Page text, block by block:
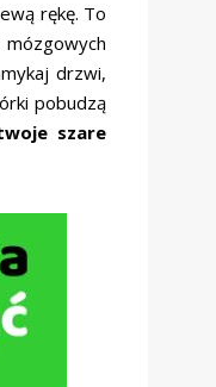
rękę. To
drzwi,
pobudzą
szare